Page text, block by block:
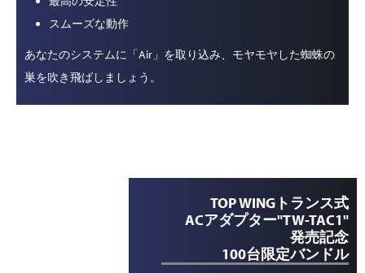
スムーズな動作
あなたのシステムに「Air」を取り込み、モヤモヤした蜘蛛の
巣を吹き飛ばしましょう。
TOP WINGトランス式
ACアダプター"TW-TAC1"
発売記念
100台限定バンドル